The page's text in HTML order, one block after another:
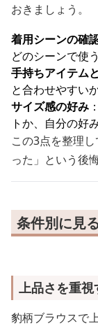
おきましょう。
着用シーンの確
どのシーンで使
手持ちアイテム
と合わせやすい
サイズ感の好み
トか、自分の好
この3点を整理
った」という後
条件別に見
上品さを重
豹柄ブラウスで